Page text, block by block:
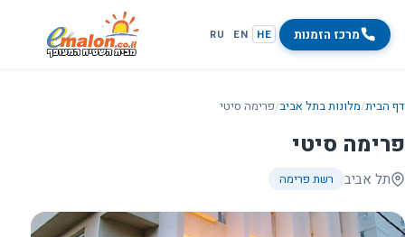
מרכז הזמנות HE
EN
RU
דף הבית/מלונות בתל אביב/פרימה סיטי
פרימה סיטי
תל אביב רשת פרימה